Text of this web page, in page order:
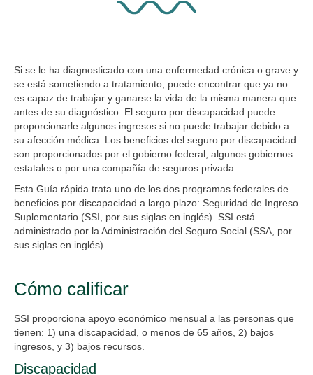
Si se le ha diagnosticado con una enfermedad crónica o grave y
se está sometiendo a tratamiento, puede encontrar que ya no
es capaz de trabajar y ganarse la vida de la misma manera que
antes de su diagnóstico. El seguro por discapacidad puede
proporcionarle algunos ingresos si no puede trabajar debido a
su afección médica. Los beneficios del seguro por discapacidad
son proporcionados por el gobierno federal, algunos gobiernos
estatales o por una compañía de seguros privada.
Esta Guía rápida trata uno de los dos programas federales de
beneficios por discapacidad a largo plazo: Seguridad de Ingreso
Suplementario (SSI, por sus siglas en inglés). SSI está
administrado por la Administración del Seguro Social (SSA, por
sus siglas en inglés).
Cómo calificar
SSI proporciona apoyo económico mensual a las personas que
tienen: 1) una discapacidad, o menos de 65 años, 2) bajos
ingresos, y 3) bajos recursos.
Discapacidad